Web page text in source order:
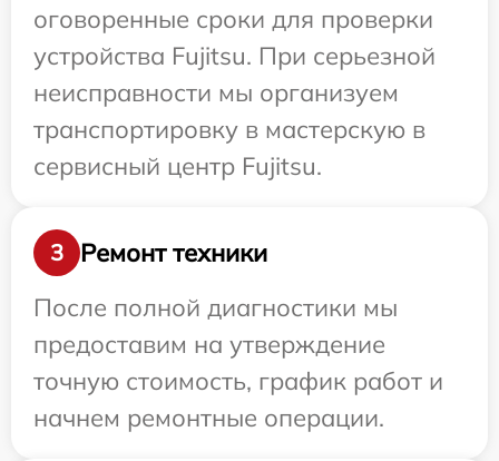
оговоренные сроки для проверки
устройства Fujitsu. При серьезной
неисправности мы организуем
транспортировку в мастерскую в
сервисный центр Fujitsu.
3
Ремонт техники
После полной диагностики мы
предоставим на утверждение
точную стоимость, график работ и
начнем ремонтные операции.